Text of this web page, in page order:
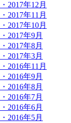
・2017年12月
・2017年11月
・2017年10月
・2017年9月
・2017年8月
・2017年3月
・2016年11月
・2016年9月
・2016年8月
・2016年7月
・2016年6月
・2016年5月